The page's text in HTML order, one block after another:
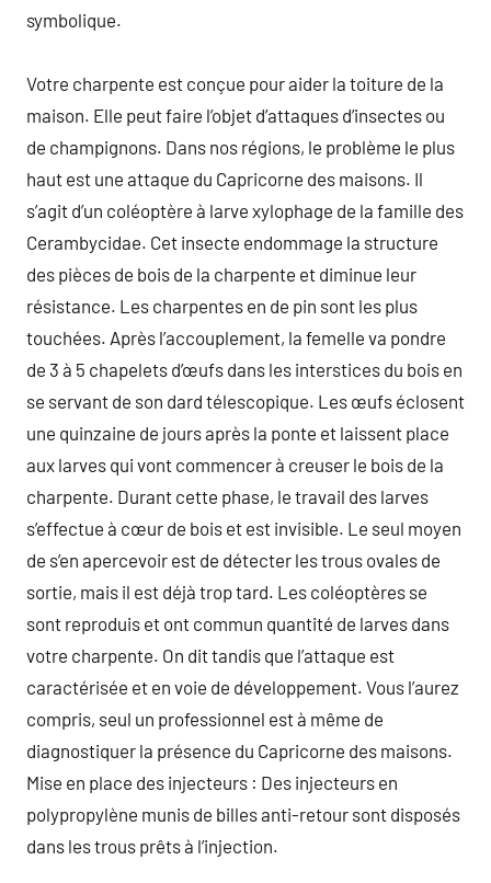
symbolique.
Votre charpente est conçue pour aider la toiture de la
maison. Elle peut faire l’objet d’attaques d’insectes ou
de champignons. Dans nos régions, le problème le plus
haut est une attaque du Capricorne des maisons. Il
s’agit d’un coléoptère à larve xylophage de la famille des
Cerambycidae. Cet insecte endommage la structure
des pièces de bois de la charpente et diminue leur
résistance. Les charpentes en de pin sont les plus
touchées. Après l’accouplement, la femelle va pondre
de 3 à 5 chapelets d’œufs dans les interstices du bois en
se servant de son dard télescopique. Les œufs éclosent
une quinzaine de jours après la ponte et laissent place
aux larves qui vont commencer à creuser le bois de la
charpente. Durant cette phase, le travail des larves
s’effectue à cœur de bois et est invisible. Le seul moyen
de s’en apercevoir est de détecter les trous ovales de
sortie, mais il est déjà trop tard. Les coléoptères se
sont reproduis et ont commun quantité de larves dans
votre charpente. On dit tandis que l’attaque est
caractérisée et en voie de développement. Vous l’aurez
compris, seul un professionnel est à même de
diagnostiquer la présence du Capricorne des maisons.
Mise en place des injecteurs : Des injecteurs en
polypropylène munis de billes anti-retour sont disposés
dans les trous prêts à l’injection.